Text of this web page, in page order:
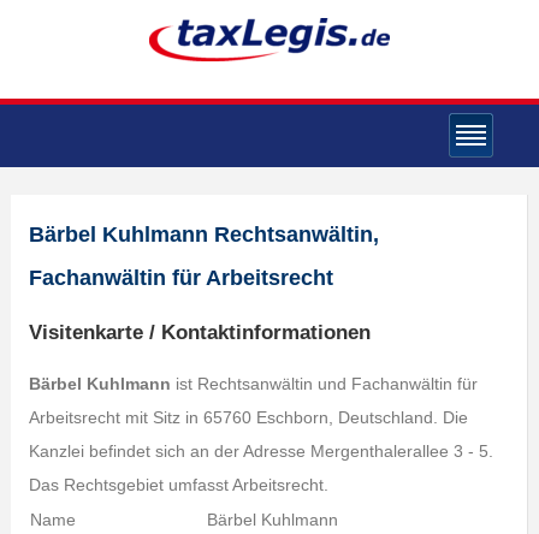
Bärbel Kuhlmann Rechtsanwältin,
Fachanwältin für Arbeitsrecht
Visitenkarte / Kontaktinformationen
Bärbel Kuhlmann ist Rechtsanwältin und Fachanwältin für
Arbeitsrecht mit Sitz in 65760 Eschborn, Deutschland. Die
Kanzlei befindet sich an der Adresse Mergenthalerallee 3 - 5.
Das Rechtsgebiet umfasst Arbeitsrecht.
Name
Bärbel Kuhlmann